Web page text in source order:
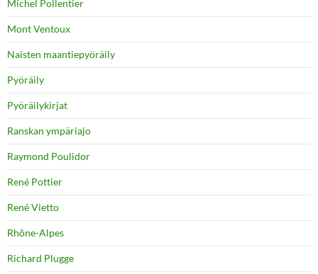
Michel Pollentier
Mont Ventoux
Naisten maantiepyöräily
Pyöräily
Pyöräilykirjat
Ranskan ympäriajo
Raymond Poulidor
René Pottier
René Vietto
Rhône-Alpes
Richard Plugge